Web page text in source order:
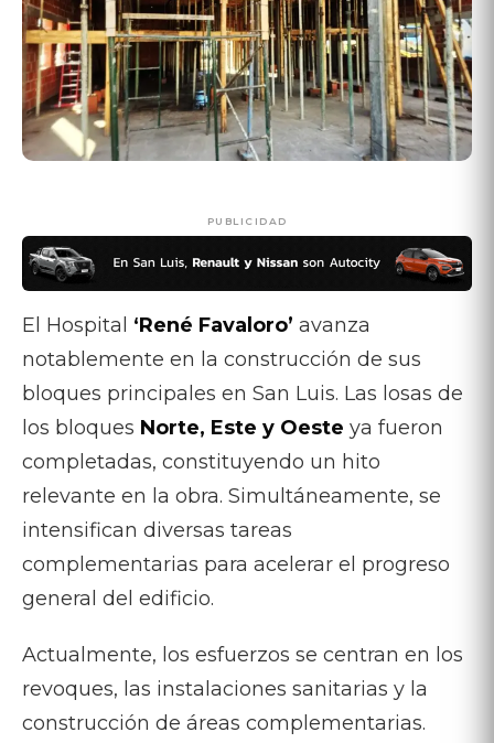
PUBLICIDAD
El Hospital ‘René Favaloro’ avanza
notablemente en la construcción de sus
bloques principales en San Luis. Las losas de
los bloques Norte, Este y Oeste ya fueron
completadas, constituyendo un hito
relevante en la obra. Simultáneamente, se
intensifican diversas tareas
complementarias para acelerar el progreso
general del edificio.
Actualmente, los esfuerzos se centran en los
revoques, las instalaciones sanitarias y la
construcción de áreas complementarias.